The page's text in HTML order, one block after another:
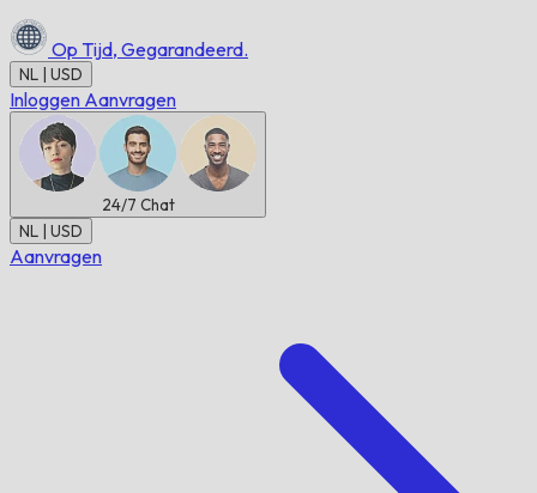
Op Tijd, Gegarandeerd.
NL | USD
Inloggen Aanvragen
24/7 Chat
NL | USD
Aanvragen